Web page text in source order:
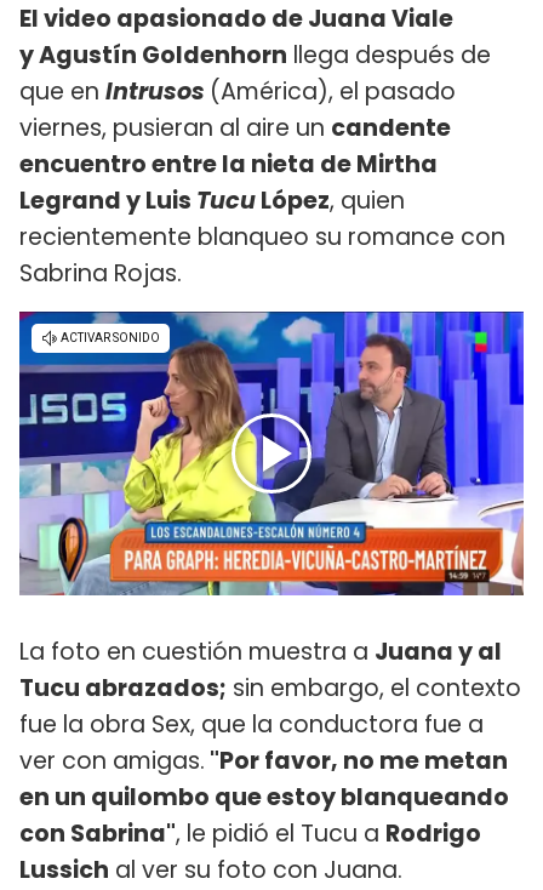
El video apasionado de Juana Viale
y Agustín Goldenhorn llega después de
que en Intrusos (América), el pasado
viernes, pusieran al aire un candente
encuentro entre la nieta de Mirtha
Legrand y Luis TucuLópez, quien
recientemente blanqueo su romance con
Sabrina Rojas.
La foto en cuestión muestra a Juana y al
Tucu abrazados; sin embargo, el contexto
fue la obra Sex, que la conductora fue a
ver con amigas. "Por favor, no me metan
en un quilombo que estoy blanqueando
con Sabrina", le pidió el Tucu a Rodrigo
Lussich al ver su foto con Juana.